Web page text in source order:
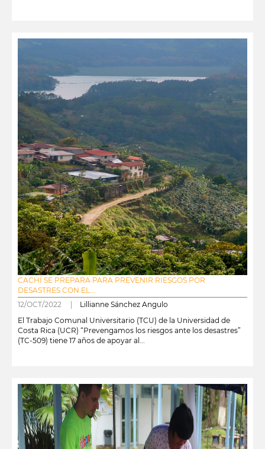
CACHÍ SE PREPARA PARA PREVENIR RIESGOS POR
DESASTRES CON EL...
12/OCT/2022 | Lillianne Sánchez Angulo
El Trabajo Comunal Universitario (TCU) de la Universidad de
Costa Rica (UCR) “Prevengamos los riesgos ante los desastres”
(TC-509) tiene 17 años de apoyar al...